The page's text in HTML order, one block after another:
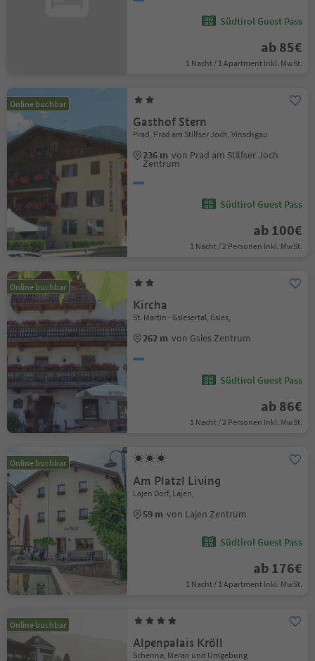
Südtirol Guest Pass
ab 85€
1 Nacht / 1 Apartment Inkl. MwSt.
Online buchbar
Gasthof Stern
Prad, Prad am Stilfser Joch, Vinschgau
236 m von Prad am Stilfser Joch
Zentrum
Südtirol Guest Pass
ab 100€
1 Nacht / 2 Personen Inkl. MwSt.
Online buchbar
Kircha
St. Martin - Gsiesertal, Gsies,
262 m von Gsies Zentrum
Südtirol Guest Pass
ab 86€
1 Nacht / 2 Personen Inkl. MwSt.
Online buchbar
Am Platzl Living
Lajen Dorf, Lajen,
59 m von Lajen Zentrum
Südtirol Guest Pass
ab 176€
1 Nacht / 1 Apartment Inkl. MwSt.
Online buchbar
Alpenpalais Kröll
Schenna, Meran und Umgebung